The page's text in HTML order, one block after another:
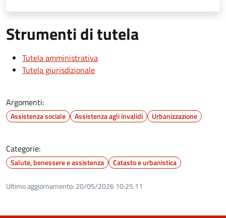
Strumenti di tutela
Tutela amministrativa
Tutela giurisdizionale
Argomenti:
Assistenza sociale Assistenza agli invalidi Urbanizzazione
Categorie:
Salute, benessere e assistenza Catasto e urbanistica
Ultimo aggiornamento: 20/05/2026 10:25.11